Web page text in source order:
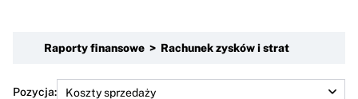
Raporty finansowe > Rachunek zysków i strat
Pozycja: